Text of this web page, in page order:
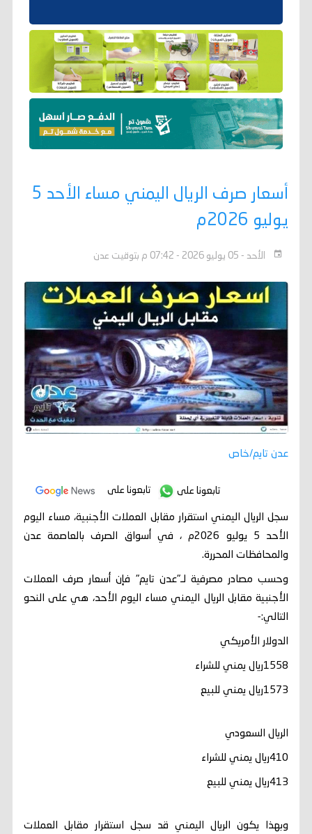
أسعار صرف الريال اليمني مساء الأحد 5
يوليو 2026م
الأحد - 05 يوليو 2026 - 07:42 م بتوقيت عدن
عدن تايم/خاص
تابعونا على تابعونا على
سجل الريال اليمني استقرار مقابل العملات الأجنبية، مساء اليوم
الأحد 5 يوليو 2026م ، في أسواق الصرف بالعاصمة عدن
والمحافظات المحررة.
وحسب مصادر مصرفية لـ"عدن تايم" فإن أسعار صرف العملات
الأجنبية مقابل الريال اليمني مساء اليوم الأحد، هي على النحو
التالي:-
الدولار الأمريكي
1558ريال يمني للشراء
1573ريال يمني للبيع
الريال السعودي
410ريال يمني للشراء
413ريال يمني للبيع
وبهذا يكون الريال اليمني قد سجل استقرار مقابل العملات